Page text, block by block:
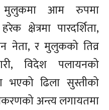
मुलुकमा आम रुपमा
क्षेत्रमा पारदर्शिता,
नेता, र मुलुकको तिव्र
विदेश पलायनको
भएको ढिला सुस्तीको
अन्त्य लगायतमा